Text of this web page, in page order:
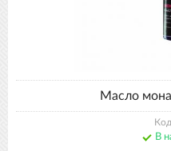
Масло
В